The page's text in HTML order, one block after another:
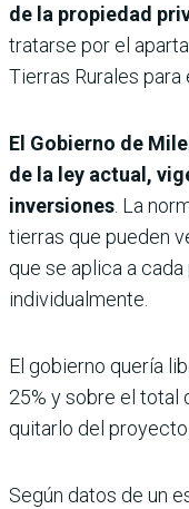
de la propiedad
tratarse por el
Tierras Rurales para
El Gobierno de
de la ley actual,
inversiones. La
tierras que pueden
que se aplica a
individualmente.
El gobierno quería
25% y sobre el total
quitarlo del
Según datos de un